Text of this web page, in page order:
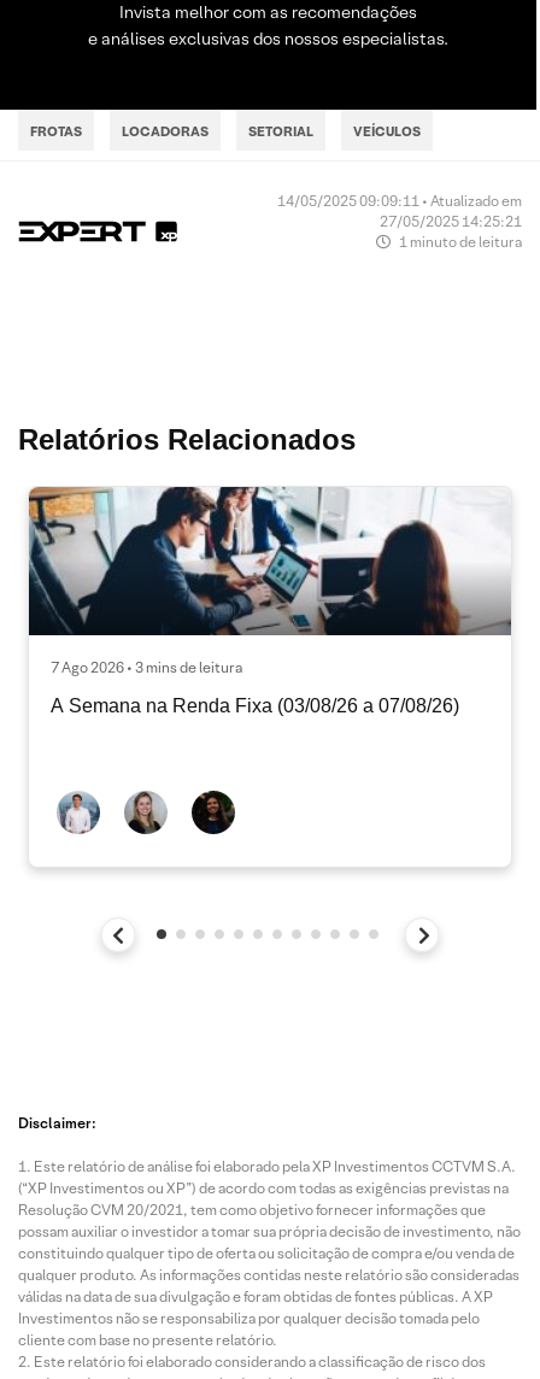
Invista melhor com as recomendações
e análises exclusivas dos nossos especialistas.
FROTAS LOCADORAS SETORIAL VEÍCULOS
14/05/2025 09:09:11 • Atualizado em
27/05/2025 14:25:21
1 minuto de leitura
Relatórios Relacionados
7 Ago 2026 • 3 mins de leitura
A Semana na Renda Fixa (03/08/26 a 07/08/26)
Disclaimer:
Este relatório de análise foi elaborado pela XP Investimentos CCTVM S.A.
(“XP Investimentos ou XP”) de acordo com todas as exigências previstas na
Resolução CVM 20/2021, tem como objetivo fornecer informações que
possam auxiliar o investidor a tomar sua própria decisão de investimento, não
constituindo qualquer tipo de oferta ou solicitação de compra e/ou venda de
qualquer produto. As informações contidas neste relatório são consideradas
válidas na data de sua divulgação e foram obtidas de fontes públicas. A XP
Investimentos não se responsabiliza por qualquer decisão tomada pelo
cliente com base no presente relatório.
Este relatório foi elaborado considerando a classificação de risco dos